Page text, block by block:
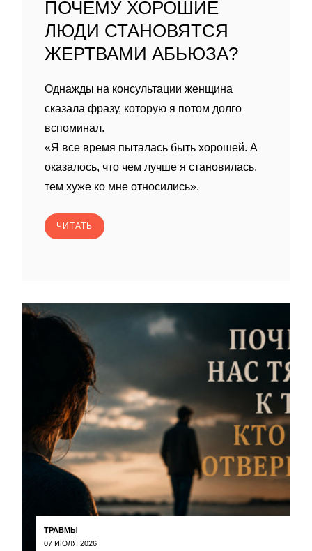
ПОЧЕМУ ХОРОШИЕ
ЛЮДИ СТАНОВЯТСЯ
ЖЕРТВАМИ АБЬЮЗА?
Однажды на консультации женщина
сказала фразу, которую я потом долго
вспоминал.
«Я все время пыталась быть хорошей. А
оказалось, что чем лучше я становилась,
тем хуже ко мне относились».
ЧИТАТЬ
ТРАВМЫ
07 ИЮЛЯ 2026